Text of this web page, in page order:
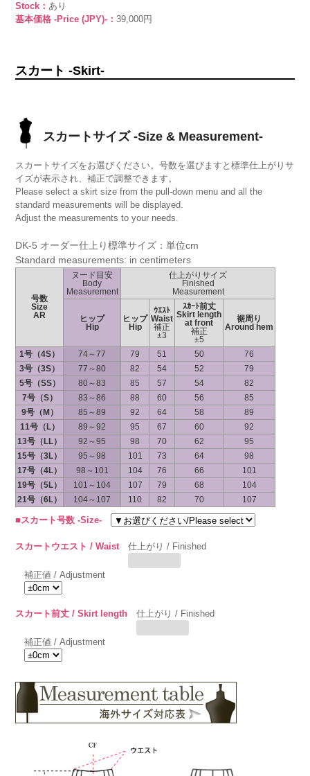
Stock：あり
基本価格 -Price (JPY)-：39,000円
スカート -Skirt-
スカートサイズ -Size & Measurement-
スカートサイズをお選びください。号数を選びますと標準仕上がりサ
イズが表示され、補正で調整できます。
Please select a skirt size from the pull-down menu and all the
standard measurements will be displayed.
Adjust the measurements to your needs.
DK-5 オーダー仕上り標準サイズ：単位cm
Standard measurements: in centimeters
号数
Size
AR
ヌード目安
Body
Measurement
仕上がりサイズ
Finished
Measurement
ヒップ
Hip
ヒップ
Hip
ｳｴｽﾄ
Waist
補正
±3
ｽｶｰﾄ前丈
Skirt length
at front
補正
±5
裾周り
Around hem
1号（4S） 74～77 79 51 50
76
3号（3S）
77～80 82 54 52
79
5号（SS）
80～83 85 57 54
82
7号（S）
83～86 88 60 56
85
9号（M）
85～89 92 64 58
89
11号（L）
89～92 95 67 60
92
13号（LL）
92～95 98 70 62
95
15号（3L）
95～98 101 73 64
98
17号（4L）
98～101 104 76 66
101
19号（5L）
101～104 107 79 68
104
21号（6L）
104～107 110 82 70 107
■スカート号数 -Size-
スカートウエスト / Waist 仕上がり / Finished
補正値 / Adjustment
スカート前丈 / Skirt length 仕上がり / Finished
補正値 / Adjustment